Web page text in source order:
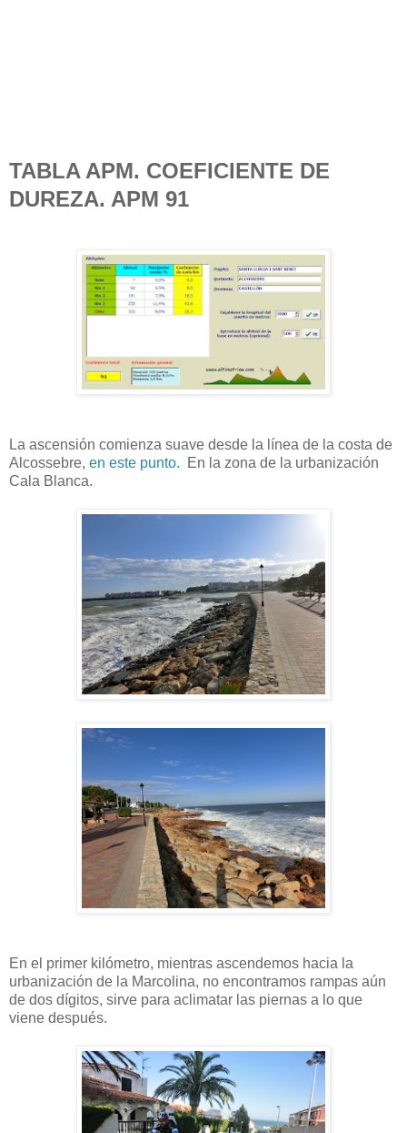
TABLA APM. COEFICIENTE DE
DUREZA. APM 91
La ascensión comienza suave desde la línea de la costa de
Alcossebre, en este punto.
En la zona de la urbanización
Cala Blanca.
En el primer kilómetro, mientras ascendemos hacia la
urbanización de la Marcolina, no encontramos rampas aún
de dos dígitos, sirve para aclimatar las piernas a lo que
viene después.